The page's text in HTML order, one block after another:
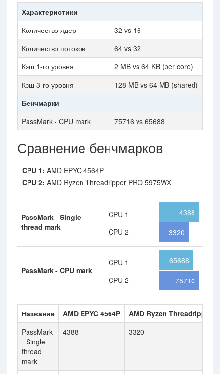
Характеристики
Количество ядер
32 vs 16
Количество потоков
64 vs 32
Кэш 1-го уровня
2 MB vs 64 KB (per core)
Кэш 3-го уровня
128 MB vs 64 MB (shared)
Бенчмарки
PassMark - CPU mark
75716 vs 65688
Сравнение бенчмарков
CPU 1: AMD EPYC 4564P
CPU 2: AMD Ryzen Threadripper PRO 5975WX
PassMark - Single
thread mark
CPU 1
CPU 2
4388
3320
PassMark - CPU mark
CPU 1
CPU 2
65688
75716
Название AMD EPYC 4564P
AMD Ryzen Threadripper
PassMark
- Single
thread
mark
4388 3320